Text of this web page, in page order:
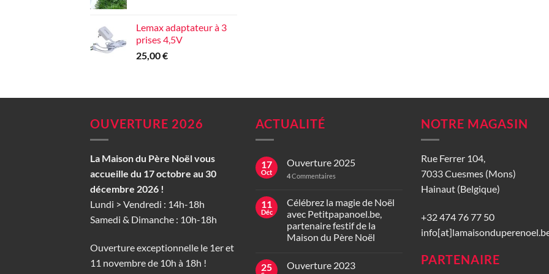
Lemax adaptateur à 3
prises 4,5V
25,00€
OUVERTURE 2026
La Maison du Père Noël vous
accueille du 17 octobre au 30
décembre 2026 !
Lundi > Vendredi : 14h-18h
Samedi & Dimanche : 10h-18h
Ouverture exceptionnelle le 1er et
11 novembre de 10h à 18h !
ACTUALITÉ
17
Oct
Ouverture 2025
4Commentaires
11
Déc
Célébrez la magie de Noël
avec Petitpapanoel.be,
partenaire festif de la
Maison du Père Noël
25 Ouverture 2023
NOTRE MAGASIN
Rue Ferrer 104,
7033 Cuesmes (Mons)
Hainaut (Belgique)
+32 474 76 77 50
PARTENAIRE